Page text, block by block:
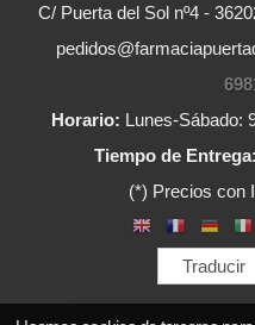
C/ Puerta del Sol nº4 -
Horario: Lunes-Sábado:
Tiempo de Entrega:
(*) Precios con